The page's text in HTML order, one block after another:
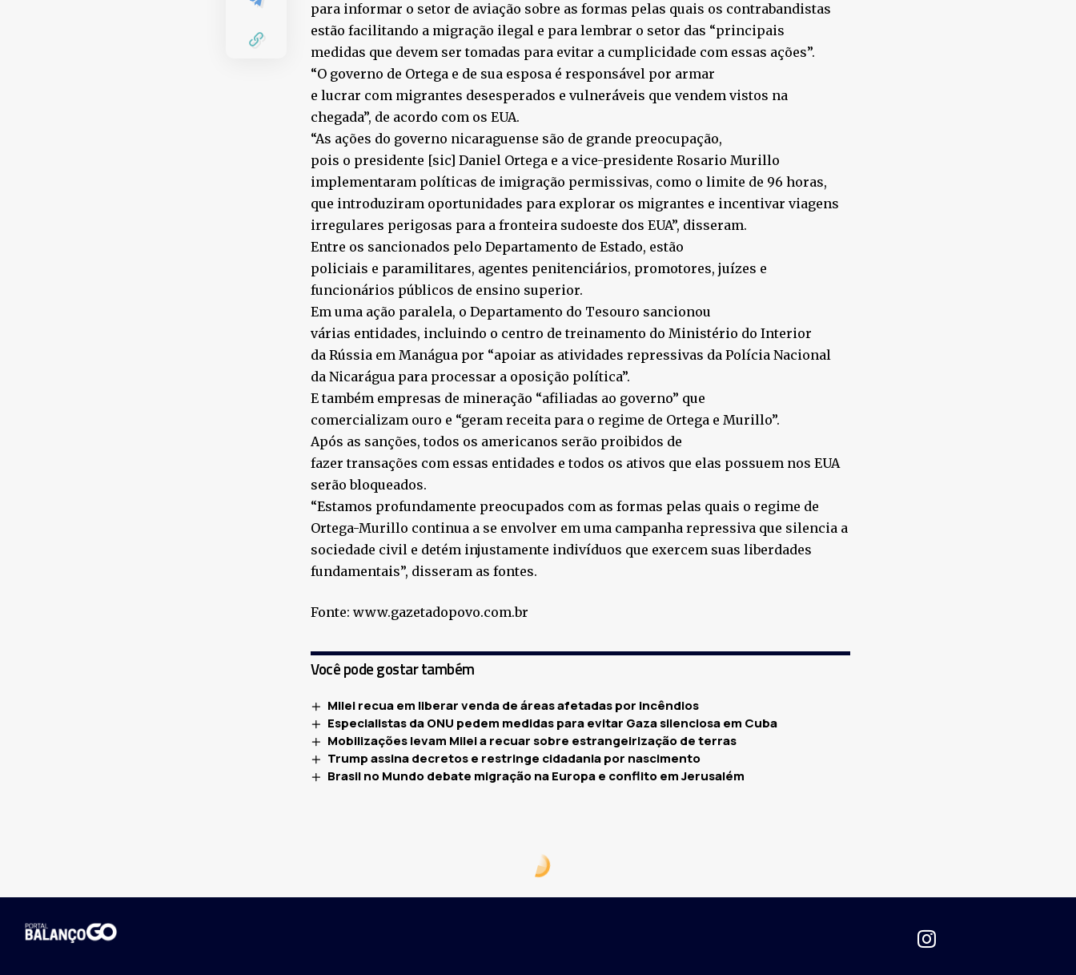
para informar o setor de aviação sobre as formas pelas quais os contrabandistas
estão facilitando a migração ilegal e para lembrar o setor das “principais
medidas que devem ser tomadas para evitar a cumplicidade com essas ações”.
“O governo de Ortega e de sua esposa é responsável por armar
e lucrar com migrantes desesperados e vulneráveis que vendem vistos na
chegada”, de acordo com os EUA.
“As ações do governo nicaraguense são de grande preocupação,
pois o presidente [sic] Daniel Ortega e a vice-presidente Rosario Murillo
implementaram políticas de imigração permissivas, como o limite de 96 horas,
que introduziram oportunidades para explorar os migrantes e incentivar viagens
irregulares perigosas para a fronteira sudoeste dos EUA”, disseram.
Entre os sancionados pelo Departamento de Estado, estão
policiais e paramilitares, agentes penitenciários, promotores, juízes e
funcionários públicos de ensino superior.
Em uma ação paralela, o Departamento do Tesouro sancionou
várias entidades, incluindo o centro de treinamento do Ministério do Interior
da Rússia em Manágua por “apoiar as atividades repressivas da Polícia Nacional
da Nicarágua para processar a oposição política”.
E também empresas de mineração “afiliadas ao governo” que
comercializam ouro e “geram receita para o regime de Ortega e Murillo”.
Após as sanções, todos os americanos serão proibidos de
fazer transações com essas entidades e todos os ativos que elas possuem nos EUA
serão bloqueados.
“Estamos profundamente preocupados com as formas pelas quais o regime de
Ortega-Murillo continua a se envolver em uma campanha repressiva que silencia a
sociedade civil e detém injustamente indivíduos que exercem suas liberdades
fundamentais”, disseram as fontes.
Fonte: www.gazetadopovo.com.br
Você pode gostar também
Milei recua em liberar venda de áreas afetadas por incêndios
Especialistas da ONU pedem medidas para evitar Gaza silenciosa em Cuba
Mobilizações levam Milei a recuar sobre estrangeirização de terras
Trump assina decretos e restringe cidadania por nascimento
Brasil no Mundo debate migração na Europa e conflito em Jerusalém